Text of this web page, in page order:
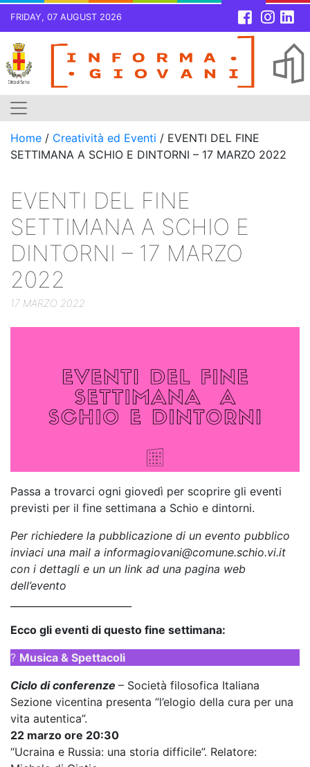
FRIDAY, 07 AUGUST 2026
Skip
content
Home / Creatività ed Eventi / EVENTI DEL FINE
SETTIMANA A SCHIO E DINTORNI – 17 MARZO 2022
EVENTI DEL FINE
SETTIMANA A SCHIO E
DINTORNI – 17 MARZO
2022
17 MARZO 2022
Passa a trovarci ogni giovedì per scoprire gli eventi
previsti per il fine settimana a Schio e dintorni.
Per richiedere la pubblicazione di un evento pubblico
inviaci una mail a informagiovani@comune.schio.vi.it
con i dettagli e un un link ad una pagina web
dell’evento
Ecco gli eventi di questo fine settimana:
? Musica & Spettacoli
Ciclo di conferenze – Società filosofica Italiana
Sezione vicentina presenta “l’elogio della cura per una
vita autentica”.
22 marzo ore 20:30
“Ucraina e Russia: una storia difficile”. Relatore: